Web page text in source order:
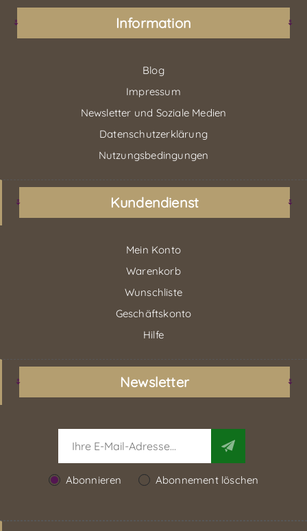
Information
Blog
Impressum
Newsletter und Soziale Medien
Datenschutzerklärung
Nutzungsbedingungen
Kundendienst
Mein Konto
Warenkorb
Wunschliste
Geschäftskonto
Hilfe
Newsletter
Abonnieren Abonnement löschen